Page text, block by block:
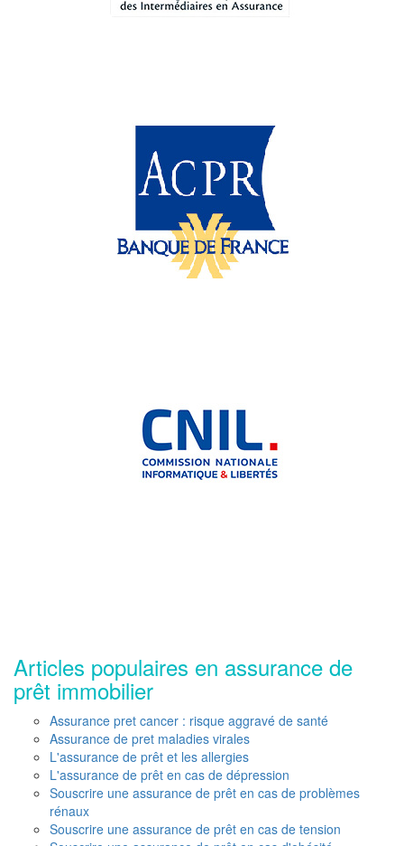
Articles populaires en assurance de
prêt immobilier
Assurance pret cancer : risque aggravé de santé
Assurance de pret maladies virales
L'assurance de prêt et les allergies
L'assurance de prêt en cas de dépression
Souscrire une assurance de prêt en cas de problèmes
rénaux
Souscrire une assurance de prêt en cas de tension